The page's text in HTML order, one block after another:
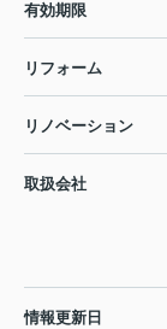
有効期限
リフォーム
リノベーション
取扱会社
情報更新日